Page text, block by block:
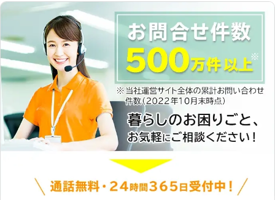
車の現在のバッテリー状況に関しても
点検・調査いたします。 どれくらい
の期間走行可能なのか、バッテリーの
交換時期や目安についても説明可能で
す。 車のバッテリーに関することな
ら何でもお任せください。 【24時間
対応可能なロードサービスもありま
す！】 有限会社増満自動車は、深夜
や早朝でのバッテリートラブルにも対
応可能なロードサービスがございま
す。 車のバッテリー上がりは、いつ
発生するか分かりませんよね。 そう
いった突然のバッテリートラブルにも
有限会社増満自動車なら対応できます
ので、お気軽にご利用ください。 も